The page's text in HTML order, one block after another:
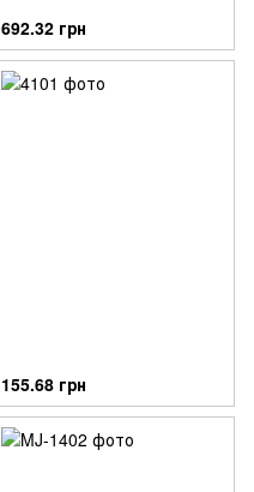
692.32 грн
155.68 грн